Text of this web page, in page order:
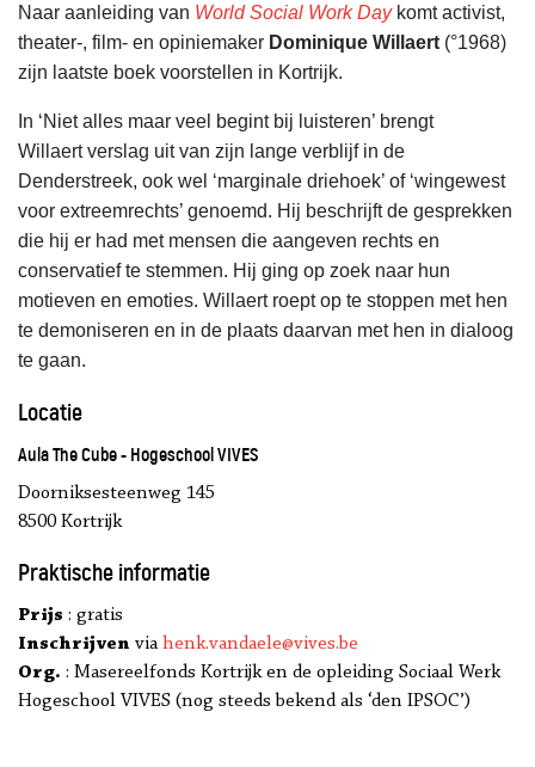
Naar aanleiding van World Social Work Daykomt activist,
theater-, film- en opiniemaker Dominique Willaert (°1968)
zijn laatste boek voorstellen in Kortrijk.
In ‘Niet alles maar veel begint bij luisteren’ brengt
Willaert verslag uit van zijn lange verblijf in de
Denderstreek, ook wel ‘marginale driehoek’ of ‘wingewest
voor extreemrechts’ genoemd. Hij beschrijft de gesprekken
die hij er had met mensen die aangeven rechts en
conservatief te stemmen. Hij ging op zoek naar hun
motieven en emoties. Willaert roept op te stoppen met hen
te demoniseren en in de plaats daarvan met hen in dialoog
te gaan.
Locatie
Aula The Cube - Hogeschool VIVES
Doorniksesteenweg 145
8500 Kortrijk
Praktische informatie
Prijs : gratis
Inschrijven viahenk.vandaele@vives.be
Org. : Masereelfonds Kortrijk en de opleiding Sociaal Werk
Hogeschool VIVES (nog steeds bekend als ‘den IPSOC’)